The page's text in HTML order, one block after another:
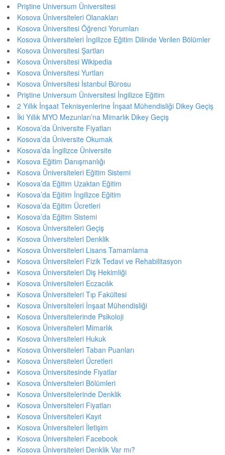
Priştine Universum Üniversitesi
Kosova Üniversiteleri Olanakları
Kosova Üniversitesi Öğrenci Yorumları
Kosova Üniversiteleri İngilizce Eğitim Dilinde Verilen Bölümler
Kosova Üniversitesi Şartları
Kosova Üniversitesi Wikipedia
Kosova Üniversitesi Yurtları
Kosova Üniversitesi İstanbul Bürosu
Priştine Universum Üniversitesi İngilizce Eğitim
2 Yıllık İnşaat Teknisyenlerine İnşaat Mühendisliği Dikey Geçiş
İki Yıllık MYO Mezunları’na Mimarlık Dikey Geçiş
Kosova’da Üniversite Fiyatları
Kosova’da Üniversite Okumak
Kosova’da İngilizce Üniversite
Kosova Eğitim Danışmanlığı
Kosova Üniversiteleri Eğitim Sistemi
Kosova’da Eğitim Uzaktan Eğitim
Kosova’da Eğitim İngilizce Eğitim
Kosova’da Eğitim Ücretleri
Kosova’da Eğitim Sistemi
Kosova Üniversiteleri Geçiş
Kosova Üniversiteleri Denklik
Kosova Üniversiteleri Lisans Tamamlama
Kosova Üniversiteleri Fizik Tedavi ve Rehabilitasyon
Kosova Üniversiteleri Diş Hekimliği
Kosova Üniversiteleri Eczacılık
Kosova Üniversiteleri Tıp Fakültesi
Kosova Üniversiteleri İnşaat Mühendisliği
Kosova Üniversitelerinde Psikoloji
Kosova Üniversiteleri Mimarlık
Kosova Üniversiteleri Hukuk
Kosova Üniversiteleri Taban Puanları
Kosova Üniversiteleri Ücretleri
Kosova Üniversitesinde Fiyatlar
Kosova Üniversiteleri Bölümleri
Kosova Üniversitelerinde Denklik
Kosova Üniversiteleri Fiyatları
Kosova Üniversiteleri Kayıt
Kosova Üniversiteleri İletişim
Kosova Üniversiteleri Facebook
Kosova Üniversiteleri Denklik Var mı?